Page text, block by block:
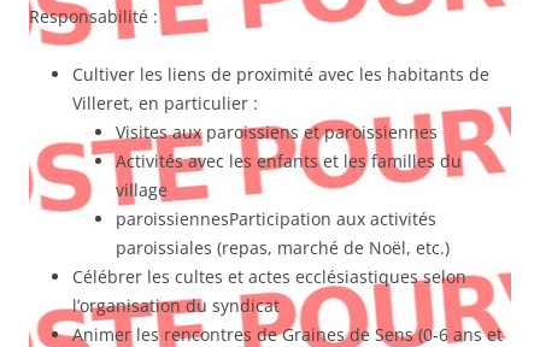
Responsabilité :
Cultiver les liens de proximité avec les habitants de
Villeret, en particulier :
Visites aux paroissiens et paroissiennes
Activités avec les enfants et les familles du
village
paroissiennesParticipation aux activités
paroissiales (repas, marché de Noël, etc.)
Célébrer les cultes et actes ecclésiastiques selon
l’organisation du syndicat
Animer les rencontres de Graines de Sens (0-6 ans et